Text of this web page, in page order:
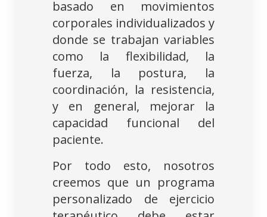
basado en movimientos
corporales individualizados y
donde se trabajan variables
como la flexibilidad, la
fuerza, la postura, la
coordinación, la resistencia,
y en general, mejorar la
capacidad funcional del
paciente.
Por todo esto, nosotros
creemos que un programa
personalizado de ejercicio